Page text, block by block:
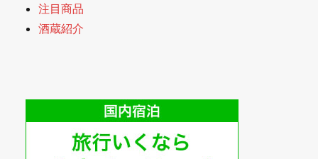
注目商品
酒蔵紹介